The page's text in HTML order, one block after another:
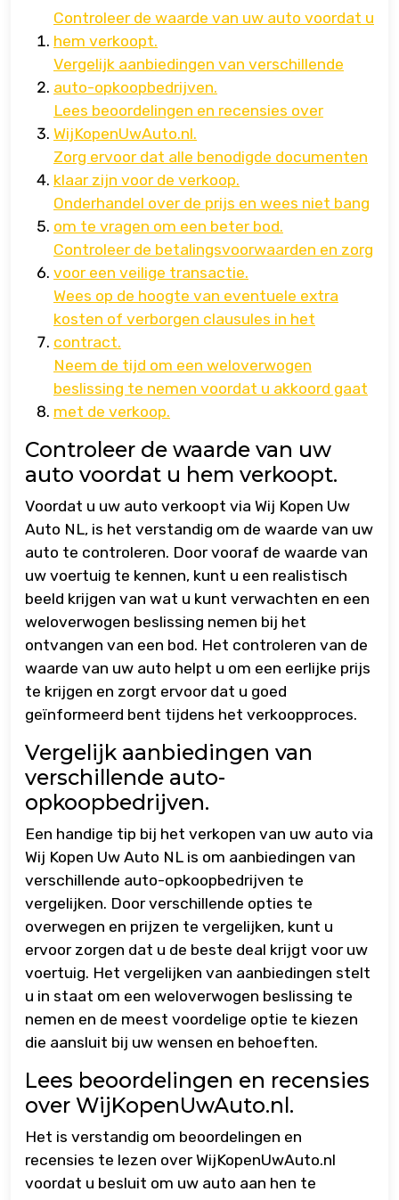
Controleer de waarde van uw auto voordat u
hem verkoopt.
Vergelijk aanbiedingen van verschillende
auto-opkoopbedrijven.
Lees beoordelingen en recensies over
WijKopenUwAuto.nl.
Zorg ervoor dat alle benodigde documenten
klaar zijn voor de verkoop.
Onderhandel over de prijs en wees niet bang
om te vragen om een beter bod.
Controleer de betalingsvoorwaarden en zorg
voor een veilige transactie.
Wees op de hoogte van eventuele extra
kosten of verborgen clausules in het
contract.
Neem de tijd om een weloverwogen
beslissing te nemen voordat u akkoord gaat
met de verkoop.
Controleer de waarde van uw
auto voordat u hem verkoopt.
Voordat u uw auto verkoopt via Wij Kopen Uw
Auto NL, is het verstandig om de waarde van uw
auto te controleren. Door vooraf de waarde van
uw voertuig te kennen, kunt u een realistisch
beeld krijgen van wat u kunt verwachten en een
weloverwogen beslissing nemen bij het
ontvangen van een bod. Het controleren van de
waarde van uw auto helpt u om een eerlijke prijs
te krijgen en zorgt ervoor dat u goed
geïnformeerd bent tijdens het verkoopproces.
Vergelijk aanbiedingen van
verschillende auto-
opkoopbedrijven.
Een handige tip bij het verkopen van uw auto via
Wij Kopen Uw Auto NL is om aanbiedingen van
verschillende auto-opkoopbedrijven te
vergelijken. Door verschillende opties te
overwegen en prijzen te vergelijken, kunt u
ervoor zorgen dat u de beste deal krijgt voor uw
voertuig. Het vergelijken van aanbiedingen stelt
u in staat om een weloverwogen beslissing te
nemen en de meest voordelige optie te kiezen
die aansluit bij uw wensen en behoeften.
Lees beoordelingen en recensies
over WijKopenUwAuto.nl.
Het is verstandig om beoordelingen en
recensies te lezen over WijKopenUwAuto.nl
voordat u besluit om uw auto aan hen te